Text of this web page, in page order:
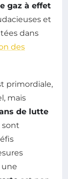
gaz à effet
et
dans
des
primordiale,
mais
de lutte
sont
une